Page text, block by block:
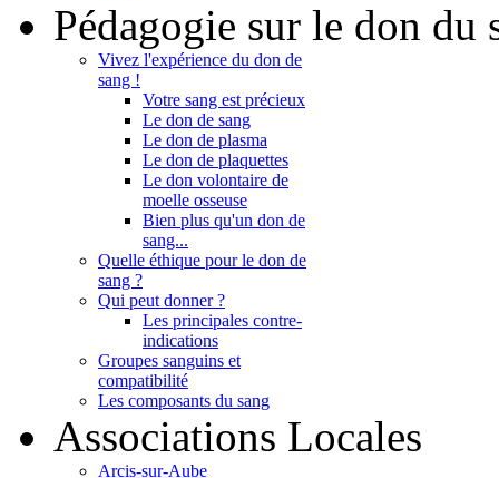
Pédagogie sur le don du
Vivez l'expérience du don de
sang !
Votre sang est précieux
Le don de sang
Le don de plasma
Le don de plaquettes
Le don volontaire de
moelle osseuse
Bien plus qu'un don de
sang...
Quelle éthique pour le don de
sang ?
Qui peut donner ?
Les principales contre-
indications
Groupes sanguins et
compatibilité
Les composants du sang
Associations Locales
Arcis-sur-Aube